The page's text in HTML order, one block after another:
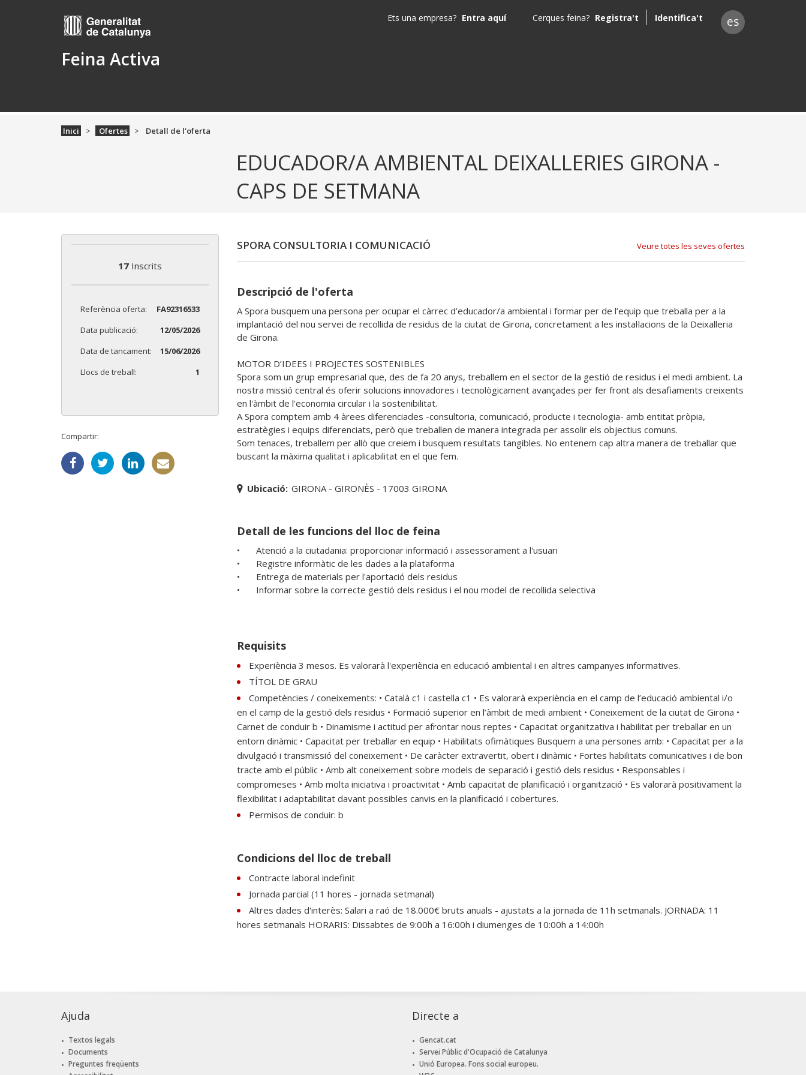
Feina Activa
Ets una empresa? Entra aquí Cerques feina? Registra't Identifica't es
Inici Ofertes Detall de l'oferta
EDUCADOR/A AMBIENTAL DEIXALLERIES GIRONA -
CAPS DE SETMANA
17Inscrits
Referència oferta:
FA92316533
Data publicació:
12/05/2026
Data de tancament:
15/06/2026
Llocs de treball:
1
Compartir:
SPORA CONSULTORIA I COMUNICACIÓ Veure totes les seves ofertes
Descripció de l'oferta
A Spora busquem una persona per ocupar el càrrec d’educador/a ambiental i formar per de l’equip que treballa per a la
implantació del nou servei de recollida de residus de la ciutat de Girona, concretament a les instal·lacions de la Deixalleria
de Girona.
MOTOR D’IDEES I PROJECTES SOSTENIBLES
Spora som un grup empresarial que, des de fa 20 anys, treballem en el sector de la gestió de residus i el medi ambient. La
nostra missió central és oferir solucions innovadores i tecnològicament avançades per fer front als desafiaments creixents
en l'àmbit de l'economia circular i la sostenibilitat.
A Spora comptem amb 4 àrees diferenciades -consultoria, comunicació, producte i tecnologia- amb entitat pròpia,
estratègies i equips diferenciats, però que treballen de manera integrada per assolir els objectius comuns.
Som tenaces, treballem per allò que creiem i busquem resultats tangibles. No entenem cap altra manera de treballar que
buscant la màxima qualitat i aplicabilitat en el que fem.
Ubicació: GIRONA - GIRONÈS - 17003 GIRONA
Detall de les funcions del lloc de feina
•	Atenció a la ciutadania: proporcionar informació i assessorament a l'usuari
•	Registre informàtic de les dades a la plataforma
•	Entrega de materials per l'aportació dels residus
•	Informar sobre la correcte gestió dels residus i el nou model de recollida selectiva
Requisits
Experiència 3 mesos. Es valorarà l'experiència en educació ambiental i en altres campanyes informatives.
TÍTOL DE GRAU
Competències / coneixements: • Català c1 i castella c1 • Es valorarà experiència en el camp de l’educació ambiental i/o
en el camp de la gestió dels residus • Formació superior en l’àmbit de medi ambient • Coneixement de la ciutat de Girona •
Carnet de conduir b • Dinamisme i actitud per afrontar nous reptes • Capacitat organitzativa i habilitat per treballar en un
entorn dinàmic • Capacitat per treballar en equip • Habilitats ofimàtiques Busquem a una persones amb: • Capacitat per a la
divulgació i transmissió del coneixement • De caràcter extravertit, obert i dinàmic • Fortes habilitats comunicatives i de bon
tracte amb el públic • Amb alt coneixement sobre models de separació i gestió dels residus • Responsables i
compromeses • Amb molta iniciativa i proactivitat • Amb capacitat de planificació i organització • Es valorarà positivament la
flexibilitat i adaptabilitat davant possibles canvis en la planificació i cobertures.
Permisos de conduir: b
Condicions del lloc de treball
Contracte laboral indefinit
Jornada parcial (11 hores - jornada setmanal)
Altres dades d'interès: Salari a raó de 18.000€ bruts anuals - ajustats a la jornada de 11h setmanals. JORNADA: 11
hores setmanals HORARIS: Dissabtes de 9:00h a 16:00h i diumenges de 10:00h a 14:00h
Ajuda
Textos legals
Documents
Preguntes freqüents
Directe a
Gencat.cat
Servei Públic d'Ocupació de Catalunya
Unió Europea. Fons social europeu.